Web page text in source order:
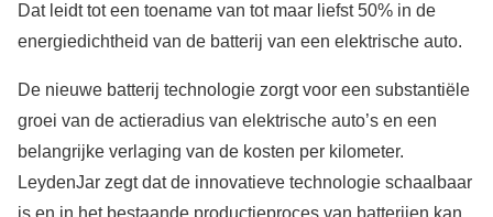
Dat leidt tot een toename van tot maar liefst 50% in de
energiedichtheid van de batterij van een elektrische auto.
De nieuwe batterij technologie zorgt voor een substantiële
groei van de actieradius van elektrische auto’s en een
belangrijke verlaging van de kosten per kilometer.
LeydenJar zegt dat de innovatieve technologie schaalbaar
is en in het bestaande productieproces van batterijen kan